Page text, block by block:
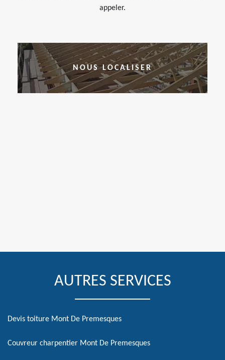
appeler.
NOUS LOCALISER
AUTRES SERVICES
Devis toiture Mont De Premesques
Couvreur charpentier Mont De Premesques